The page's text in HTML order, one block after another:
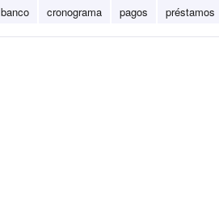
banco cronograma pagos préstamos